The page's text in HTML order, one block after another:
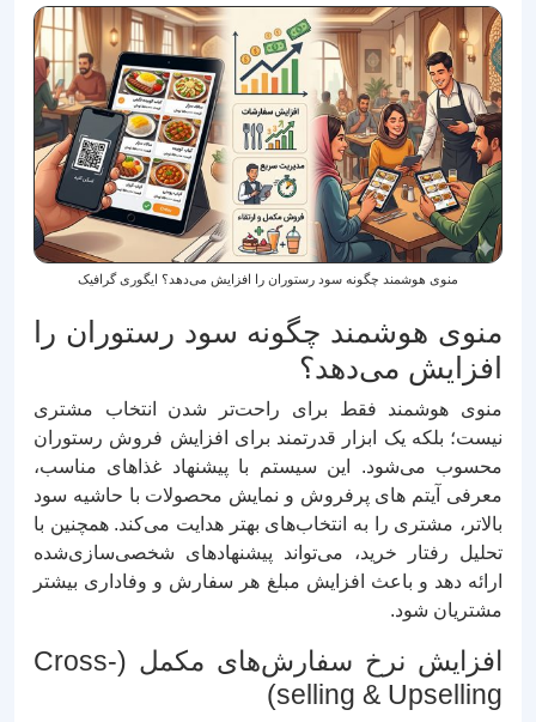
منوی هوشمند چگونه سود رستوران را افزایش می‌دهد؟ ایگوری گرافیک
منوی هوشمند چگونه سود رستوران را
افزایش می‌دهد؟
منوی هوشمند فقط برای راحت‌تر شدن انتخاب مشتری
نیست؛ بلکه یک ابزار قدرتمند برای افزایش فروش رستوران
محسوب می‌شود. این سیستم با پیشنهاد غذاهای مناسب،
معرفی آیتم‌ های پرفروش و نمایش محصولات با حاشیه سود
بالاتر، مشتری را به انتخاب‌های بهتر هدایت می‌کند. همچنین با
تحلیل رفتار خرید، می‌تواند پیشنهادهای شخصی‌سازی‌شده
ارائه دهد و باعث افزایش مبلغ هر سفارش و وفاداری بیشتر
مشتریان شود.
افزایش نرخ سفارش‌های مکمل (Cross-
selling & Upselling)